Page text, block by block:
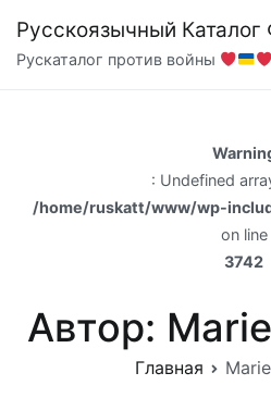
содержимому
Русскоязычный
Рускаталог против войны
: Undefined
/home/ruskatt/www/wp-
on line
3742
Автор:
Главная